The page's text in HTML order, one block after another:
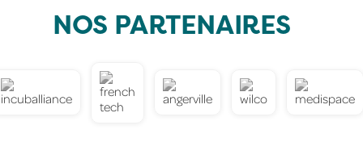
NOS PARTENAIRES